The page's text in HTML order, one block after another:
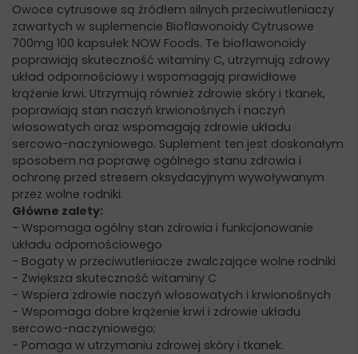
Owoce cytrusowe są źródłem silnych przeciwutleniaczy
zawartych w suplemencie Bioflawonoidy Cytrusowe
700mg 100 kapsułek NOW Foods. Te bioflawonoidy
poprawiają skuteczność witaminy C, utrzymują zdrowy
układ odpornościowy i wspomagają prawidłowe
krążenie krwi. Utrzymują również zdrowie skóry i tkanek,
poprawiają stan naczyń krwionośnych i naczyń
włosowatych oraz wspomagają zdrowie układu
sercowo-naczyniowego. Suplement ten jest doskonałym
sposobem na poprawę ogólnego stanu zdrowia i
ochronę przed stresem oksydacyjnym wywoływanym
przez wolne rodniki.
Główne zalety:
- Wspomaga ogólny stan zdrowia i funkcjonowanie
układu odpornościowego
- Bogaty w przeciwutleniacze zwalczające wolne rodniki
- Zwiększa skuteczność witaminy C
- Wspiera zdrowie naczyń włosowatych i krwionośnych
- Wspomaga dobre krążenie krwi i zdrowie układu
sercowo-naczyniowego;
- Pomaga w utrzymaniu zdrowej skóry i tkanek.